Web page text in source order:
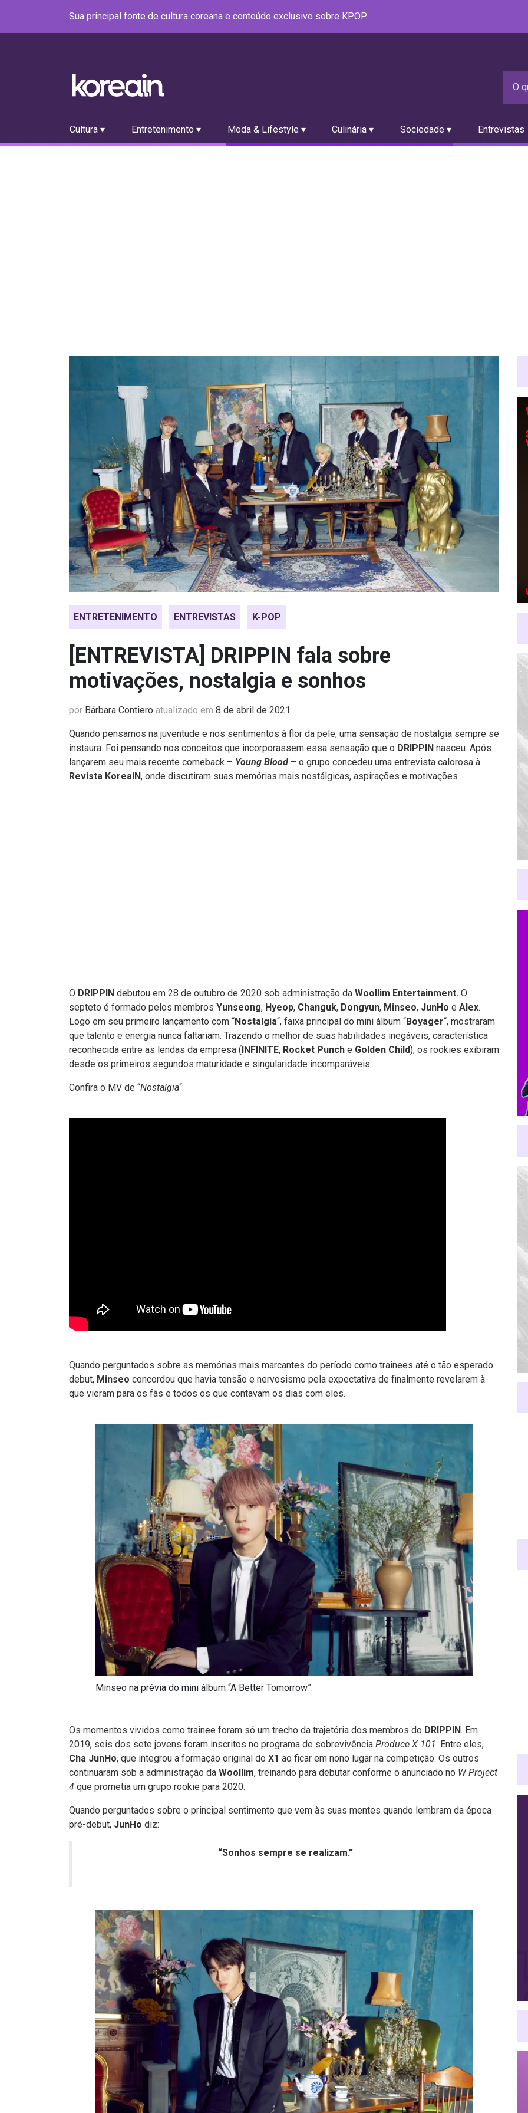
Sua principal fonte de cultura coreana e conteúdo exclusivo sobre KPOP.
Cultura ▾ Entretenimento ▾ Moda & Lifestyle ▾ Culinária ▾ Sociedade ▾ Entrevistas
ENTRETENIMENTO ENTREVISTAS K-POP
[ENTREVISTA] DRIPPIN fala sobre
motivações, nostalgia e sonhos
por Bárbara Contiero atualizado em 8 de abril de 2021
Quando pensamos na juventude e nos sentimentos à flor da pele, uma sensação de nostalgia sempre se
instaura. Foi pensando nos conceitos que incorporassem essa sensação que o DRIPPIN nasceu. Após
lançarem seu mais recente comeback – Young Blood – o grupo concedeu uma entrevista calorosa à
Revista KoreaIN, onde discutiram suas memórias mais nostálgicas, aspirações e motivações
O DRIPPIN debutou em 28 de outubro de 2020 sob administração da Woollim Entertainment. O
septeto é formado pelos membros Yunseong, Hyeop, Changuk, Dongyun, Minseo, JunHo e Alex.
Logo em seu primeiro lançamento com “Nostalgia“, faixa principal do mini álbum “Boyager“, mostraram
que talento e energia nunca faltariam. Trazendo o melhor de suas habilidades inegáveis, característica
reconhecida entre as lendas da empresa (INFINITE, Rocket Punch e Golden Child), os rookies exibiram
desde os primeiros segundos maturidade e singularidade incomparáveis.
Confira o MV de “Nostalgia“:
Quando perguntados sobre as memórias mais marcantes do período como trainees até o tão esperado
debut, Minseo concordou que havia tensão e nervosismo pela expectativa de finalmente revelarem à
que vieram para os fãs e todos os que contavam os dias com eles.
Minseo na prévia do mini álbum “A Better Tomorrow”.
Os momentos vividos como trainee foram só um trecho da trajetória dos membros do DRIPPIN. Em
2019, seis dos sete jovens foram inscritos no programa de sobrevivência Produce X 101. Entre eles,
Cha JunHo, que integrou a formação original do X1 ao ficar em nono lugar na competição. Os outros
continuaram sob a administração da Woollim, treinando para debutar conforme o anunciado no W Project
4 que prometia um grupo rookie para 2020.
Quando perguntados sobre o principal sentimento que vem às suas mentes quando lembram da época
pré-debut, JunHo diz:
“Sonhos sempre se realizam.”